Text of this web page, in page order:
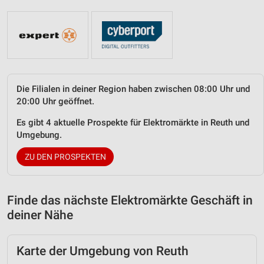
Die Filialen in deiner Region haben zwischen 08:00 Uhr und
20:00 Uhr geöffnet.
Es gibt 4 aktuelle Prospekte für Elektromärkte in Reuth und
Umgebung.
ZU DEN PROSPEKTEN
Finde das nächste Elektromärkte Geschäft in
deiner Nähe
Karte der Umgebung von Reuth